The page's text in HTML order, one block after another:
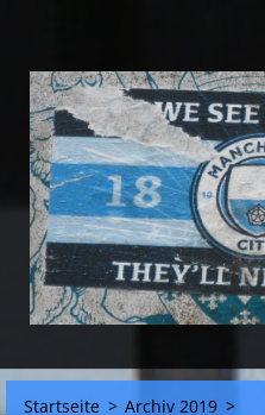
Startseite > Archiv 2019 >